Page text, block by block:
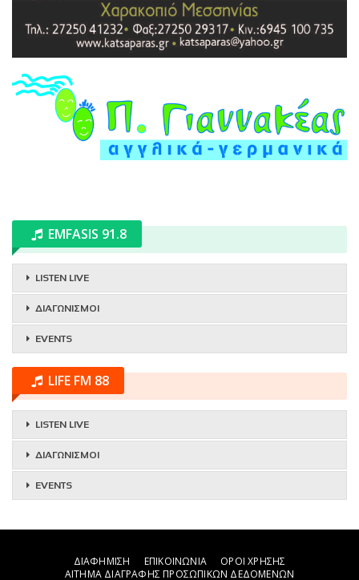
EMFASIS 91.8
LISTEN LIVE
ΔΙΑΓΩΝΙΣΜΟΙ
EVENTS
LIFE FM 88
LISTEN LIVE
ΔΙΑΓΩΝΙΣΜΟΙ
EVENTS
ΔΙΑΦΗΜΙΣΗ ΕΠΙΚΟΙΝΩΝΙΑ
ΟΡΟΙ ΧΡΗΣΗΣ
ΑΙΤΗΜΑ ΔΙΑΓΡΑΦΗΣ ΠΡΟΣΩΠΙΚΩΝ ΔΕΔΟΜΕΝΩΝ